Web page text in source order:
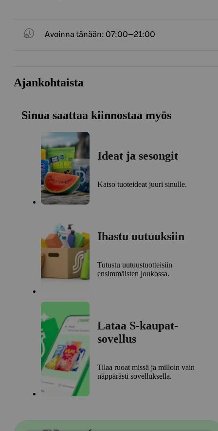
Avoinna tänään: 07:00—21:00
Ajankohtaista
Sinua saattaa kiinnostaa myös
Ideat ja sesongit
Katso tuoteideat juuri sinulle.
Ihastu uutuuksiin
Tutustu uutuustuotteisiin
ensimmäisten joukossa.
Lataa S-kaupat-
sovellus
Tilaa ruoat missä ja milloin vain
näppärästi sovelluksella.